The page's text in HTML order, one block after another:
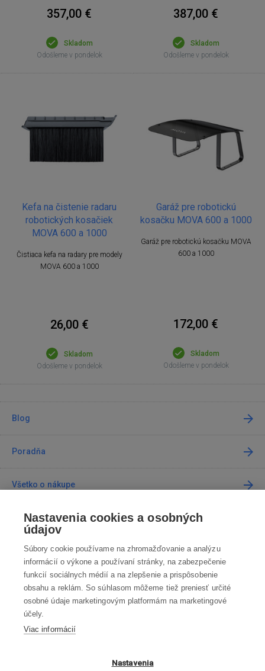
357,00 €
Skladom
Odošleme v pondelok
387,00 €
Skladom
Odošleme v pondelok
Kefa na čistenie radaru
robotických kosačiek
MOVA 600 a 1000
Čistiaca kefa na radary pre modely
MOVA 600 a 1000
26,00 €
Skladom
Odošleme v pondelok
Garáž pre robotickú
kosačku MOVA 600 a 1000
Garáž pre robotickú kosačku MOVA
600 a 1000
172,00 €
Skladom
Odošleme v pondelok
Blog
Poradňa
Všetko o nákupe
Predajne
Kontakt
Kontaktujte nás
info@robotworld.sk
02 / 205 103 00
Nastavenia cookies a osobných
údajov
Súbory cookie používame na zhromažďovanie a analýzu
informácií o výkone a používaní stránky, na zabezpečenie
funkcií sociálnych médií a na zlepšenie a prispôsobenie
obsahu a reklám. So súhlasom môžeme tiež preniesť určité
osobné údaje marketingovým platformám na marketingové
účely.
Viac informácií
Nastavenia